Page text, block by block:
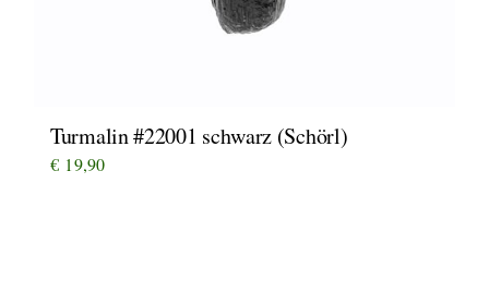
Turmalin #22001 schwarz (Schörl)
€ 19,90